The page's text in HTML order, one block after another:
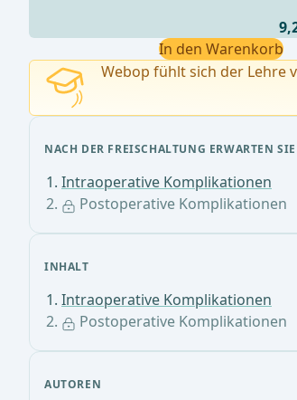
INHALT
Intraoperative Komplikationen
Postoperative Komplikationen
AUTOREN
In den Warenkorb
Webop fühlt sich der Lehre
NACH DER FREISCHALTUNG ERWARTEN
Intraoperative Komplikationen
Postoperative Komplikationen